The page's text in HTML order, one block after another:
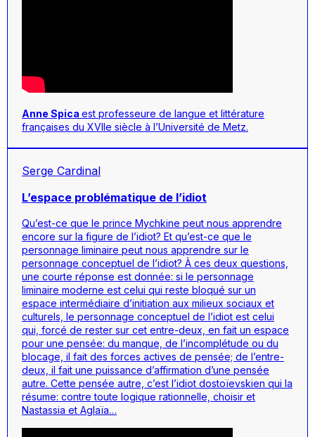
Anne Spica est professeure de langue et littérature
françaises du XVIIe siècle à l’Université de Metz.
Serge Cardinal
L’espace problématique de l’idiot
Qu’est-ce que le prince Mychkine peut nous apprendre
encore sur la figure de l’idiot? Et qu’est-ce que le
personnage liminaire peut nous apprendre sur le
personnage conceptuel de l’idiot? À ces deux questions,
une courte réponse est donnée: si le personnage
liminaire moderne est celui qui reste bloqué sur un
espace intermédiaire d’initiation aux milieux sociaux et
culturels, le personnage conceptuel de l’idiot est celui
qui, forcé de rester sur cet entre-deux, en fait un espace
pour une pensée: du manque, de l’incomplétude ou du
blocage, il fait des forces actives de pensée; de l’entre-
deux, il fait une puissance d’affirmation d’une pensée
autre. Cette pensée autre, c’est l’idiot dostoïevskien qui la
résume: contre toute logique rationnelle, choisir et
Nastassia et Aglaïa…